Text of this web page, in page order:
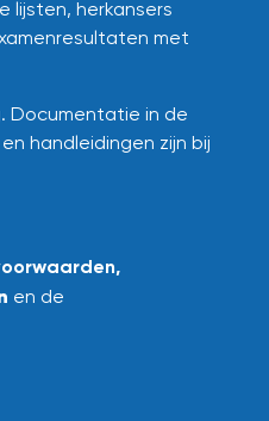
lijsten, herkansers
met
Documentatie in de
handleidingen zijn bij
,
en de